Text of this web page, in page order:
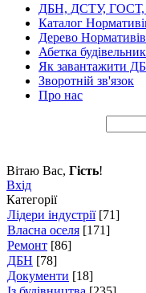
ДБН, ДСТУ, ГОСТ,
Каталог
Дерево Нормативів
Абетка
Як завантажити
Зворотній зв'язок
Про нас
Вітаю Вас, Гість!
Вхід
Категорії
Лідери індустрії [71]
Власна оселя [171]
Ремонт [86]
ДБН [78]
Документи [18]